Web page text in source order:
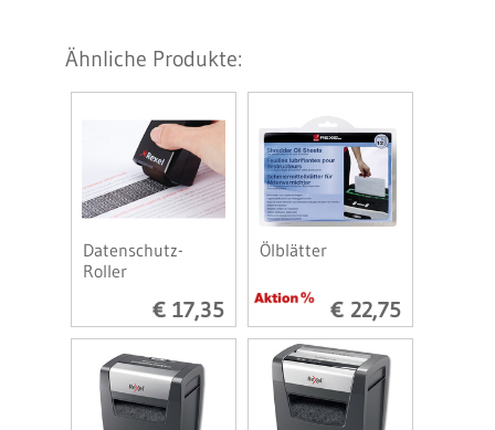
Ähnliche Produkte:
Datenschutz-
Roller
€ 17,35
Ölblätter
€ 22,75